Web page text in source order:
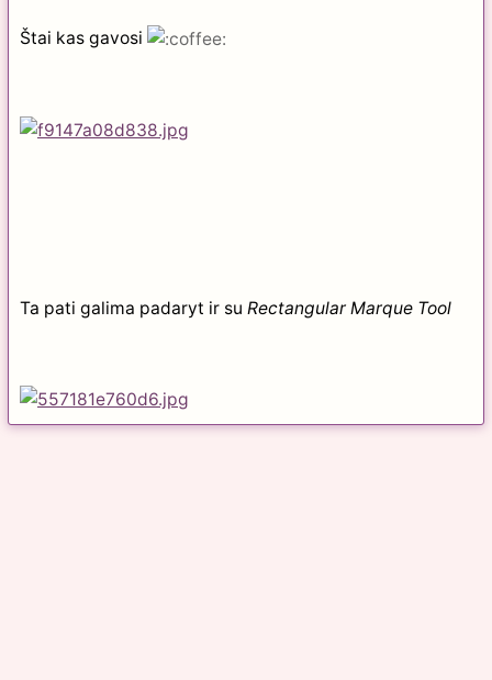
Štai kas gavosi
Ta pati galima padaryt ir su Rectangular Marque Tool